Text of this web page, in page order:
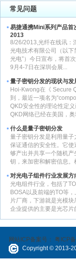
常见问题
易捷通携Mini系列产品首
2013
8/26/2013,光纤在线讯：
光电技术有限公司（以下
光电”）今日宣布，将首
9月4-7日在深圳会展...
量子密钥分发的现状与发
Hoi-Kwong在《 Secure
到，最近一项名为
QKD安全性的理论性定义
QKD网络已经在美国，奥
什么是量子密钥分发
量子密钥分发是利用量子
保证通信的安全性。它使
够产出并共享一个随机产
钥，来加密和解密信息。
对光电子组件行业发展方
光电组件行业，包括了
BOSA以及前端的TO等
片厂商，下游就是光模块
企业提供的主要是光芯片
网站ICP备案号： 粤ICP
Copyright © 2013-